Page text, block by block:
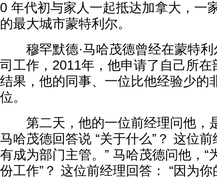
0 年代初与家人一起抵达加拿大，一
的最大城市蒙特利尔。
穆罕默德·马哈茂德曾经在蒙特利
司工作，2011年，他申请了自己所
结果，他的同事、一位比他经验少的
位。
第二天，他的一位前经理问他，
马哈茂德回答说 “关于什么”？ 这位
有成为部门主管。” 马哈茂德问他，“
份工作”？ 这位前经理回答： “因为